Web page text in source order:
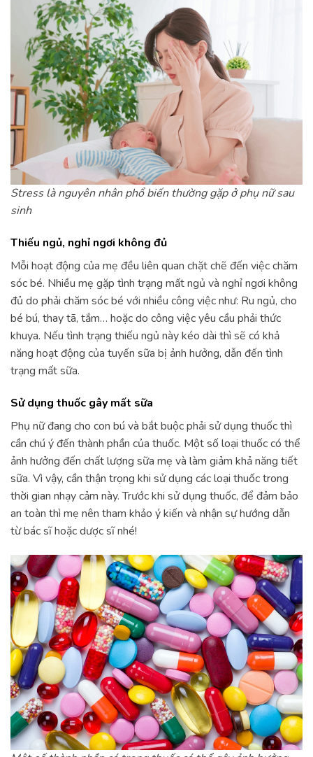
Stress là nguyên nhân phổ biến thường gặp ở phụ nữ sau
sinh
Thiếu ngủ, nghỉ ngơi không đủ
Mỗi hoạt động của mẹ đều liên quan chặt chẽ đến việc chăm
sóc bé. Nhiều mẹ gặp tình trạng mất ngủ và nghỉ ngơi không
đủ do phải chăm sóc bé với nhiều công việc như: Ru ngủ, cho
bé bú, thay tã, tắm… hoặc do công việc yêu cầu phải thức
khuya. Nếu tình trạng thiếu ngủ này kéo dài thì sẽ có khả
năng hoạt động của tuyến sữa bị ảnh hưởng, dẫn đến tình
trạng mất sữa.
Sử dụng thuốc gây mất sữa
Phụ nữ đang cho con bú và bắt buộc phải sử dụng thuốc thì
cần chú ý đến thành phần của thuốc. Một số loại thuốc có thể
ảnh hưởng đến chất lượng sữa mẹ và làm giảm khả năng tiết
sữa. Vì vậy, cần thận trọng khi sử dụng các loại thuốc trong
thời gian nhạy cảm này. Trước khi sử dụng thuốc, để đảm bảo
an toàn thì mẹ nên tham khảo ý kiến và nhận sự hướng dẫn
từ bác sĩ hoặc dược sĩ nhé!